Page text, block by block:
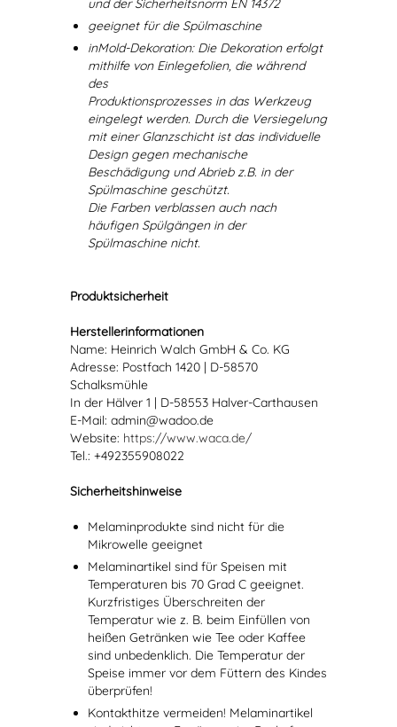
und der Sicherheitsnorm EN 14372
geeignet für die Spülmaschine
inMold-Dekoration: Die Dekoration erfolgt
mithilfe von Einlegefolien, die während
des
Produktionsprozesses in das Werkzeug
eingelegt werden. Durch die Versiegelung
mit einer Glanzschicht ist das individuelle
Design gegen mechanische
Beschädigung und Abrieb z.B. in der
Spülmaschine geschützt.
Die Farben verblassen auch nach
häufigen Spülgängen in der
Spülmaschine nicht.
Produktsicherheit
Herstellerinformationen
Name: Heinrich Walch GmbH & Co. KG
Adresse: Postfach 1420 | D-58570
Schalksmühle
In der Hälver 1 | D-58553 Halver-Carthausen
E-Mail: admin@wadoo.de
Website: https://www.waca.de/
Tel.: +492355908022
Sicherheitshinweise
Melaminprodukte sind nicht für die
Mikrowelle geeignet
Melaminartikel sind für Speisen mit
Temperaturen bis 70 Grad C geeignet.
Kurzfristiges Überschreiten der
Temperatur wie z. B. beim Einfüllen von
heißen Getränken wie Tee oder Kaffee
sind unbedenklich. Die Temperatur der
Speise immer vor dem Füttern des Kindes
überprüfen!
Kontakthitze vermeiden! Melaminartikel